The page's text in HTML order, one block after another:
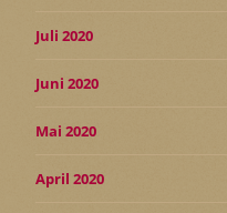
Juli 2020
Juni 2020
Mai 2020
April 2020